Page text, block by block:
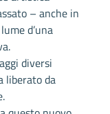
– anche in
d’una
diversi
liberato da